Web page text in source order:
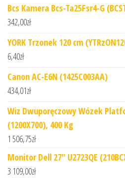
Bcs Kamera Bcs-Ta25Fsr4-G
342,00zł
YORK Trzonek 120 cm
6,40zł
Canon AC-E6N (1425C003AA)
434,01zł
Wiz Dwuporęczowy Wózek
(1200X700), 400 Kg
1 506,75zł
Monitor Dell 27" U2723QE
3 109,00zł